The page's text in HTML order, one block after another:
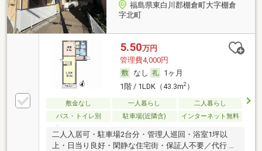
福島県東白川郡棚倉町大字棚倉
字北町
5.50万円
管理費4,000円
なし
1ヶ月
1階 / 1LDK（43.3m2）
敷金なし 一人暮らし
二人暮らし
バス・トイレ別
駐車場(近隣含) インターネット無料
二人入居可・駐車場2台分・管理人巡回・浴室1坪以
上・日当り良好・閑静な住宅街・保証人不要／代行 ・